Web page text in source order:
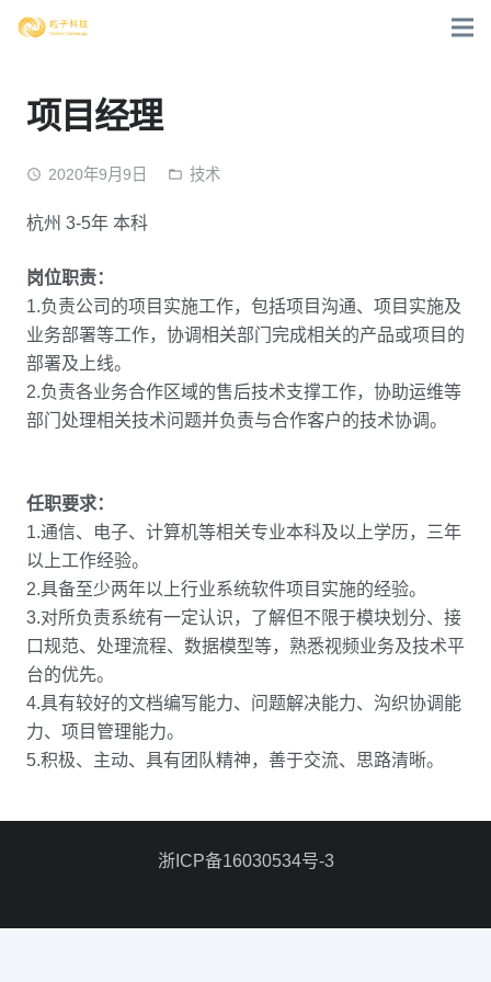
项目经理
access_time 2020年9月9日 folder_open 技术
杭州 3-5年 本科
岗位职责：
1.负责公司的项目实施工作，包括项目沟通、项目实施及
业务部署等工作，协调相关部门完成相关的产品或项目的
部署及上线。
2.负责各业务合作区域的售后技术支撑工作，协助运维等
部门处理相关技术问题并负责与合作客户的技术协调。
任职要求：
1.通信、电子、计算机等相关专业本科及以上学历，三年
以上工作经验。
2.具备至少两年以上行业系统软件项目实施的经验。
3.对所负责系统有一定认识，了解但不限于模块划分、接
口规范、处理流程、数据模型等，熟悉视频业务及技术平
台的优先。
4.具有较好的文档编写能力、问题解决能力、沟织协调能
力、项目管理能力。
5.积极、主动、具有团队精神，善于交流、思路清晰。
浙ICP备16030534号-3